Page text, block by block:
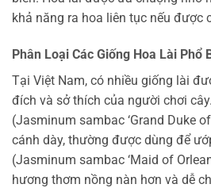
khả năng ra hoa liên tục nếu được
Phân Loại Các Giống Hoa Lài Phổ
Tại Việt Nam, có nhiều giống lài
đích và sở thích của người chơi
(Jasminum sambac ‘Grand Duke
cánh dày, thường được dùng để
(Jasminum sambac ‘Maid of
hương thơm nồng nàn hơn và dễ